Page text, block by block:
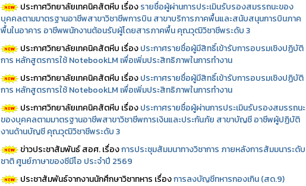
ประกาศวิทยาลัยเทคนิคสัตหีบ เรื่องรายชื่อผู้ผ่านการประเมินรับรองสมรรถนะของ
บุคคลตามมาตรฐานอาชีพสาขาวิชาชีพการบิน สาขาบริการภาคพื้นและสนับสนุนการบินภาค
พื้นในอาคาร อาชีพพนักงานต้อนรับผู้โดยสารภาคพื้น คุณวุฒิวิชาชีพระดับ 3
ประกาศวิทยาลัยเทคนิคสัตหีบ เรื่องประกาศรายชื่อผู้มีสิทธิ์เข้ารับการอบรมเชิงปฏิบัติ
การ หลักสูตรการใช้ NotebookLM เพื่อเพิ่มประสิทธิภาพในการทำงาน
ประกาศวิทยาลัยเทคนิคสัตหีบ เรื่องประกาศรายชื่อผู้มีสิทธิ์เข้ารับการอบรมเชิงปฏิบัติ
การ หลักสูตรการใช้ NotebookLM เพื่อเพิ่มประสิทธิภาพในการทำงาน
ประกาศวิทยาลัยเทคนิคสัตหีบ เรื่องประกาศรายชื่อผู้ผ่านการประเมินรับรองสมรรถนะ
ของบุคคลตามมาตรฐานอาชีพสาขาวิชาชีพการเงินและประกันภัย สาขาบัญชี อาชีพผู้ปฏิบัติ
งานด้านบัญชี คุณวุฒิวิชาชีพระดับ 3
ข่าวประชาสัมพันธ์ สอศ.เรื่องการประชุมสัมมนาทางวิชาการ ภายหลังการสัมมนาระดับ
ชาติ ศูนย์ภาษาของซีมีโอ ประจำปี 2569
ประชาสัมพันธ์จากงานนักศึกษาวิชาทหาร เรื่องการลงบัญชีทหารกองเกิน (สด.9)